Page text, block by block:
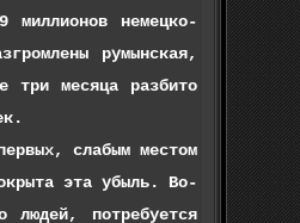
миллионов немецко-
румынская,
три месяца разбито
слабым местом
эта убыль. Во-
людей, потребуется